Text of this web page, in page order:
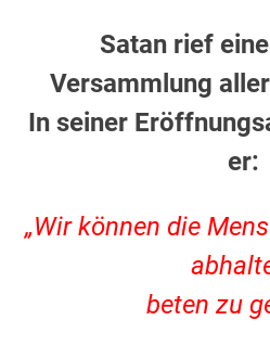
Satan rief
Versammlung
In seiner
er:
„Wir können die
beten zu